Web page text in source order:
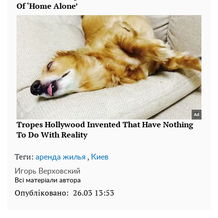
Теги: аренда жилья , Киев
Игорь Верховский
Всі матеріали автора
Опубліковано: 26.03 13:53